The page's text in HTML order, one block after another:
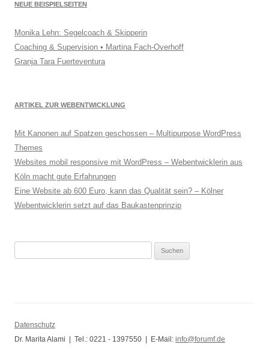
NEUE BEISPIELSEITEN
Monika Lehn: Segelcoach & Skipperin
Coaching & Supervision • Martina Fach-Overhoff
Granja Tara Fuerteventura
ARTIKEL ZUR WEBENTWICKLUNG
Mit Kanonen auf Spatzen geschossen – Multipurpose WordPress
Themes
Websites mobil responsive mit WordPress – Webentwicklerin aus
Köln macht gute Erfahrungen
Eine Website ab 600 Euro, kann das Qualität sein? – Kölner
Webentwicklerin setzt auf das Baukastenprinzip
n
n
Datenschutz
Dr. Marita Alami | Tel.: 0221 - 1397550 E-Mail: info@forumf.de